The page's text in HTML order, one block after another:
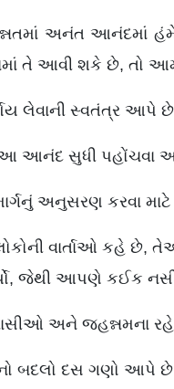
અનંત આનંદમાં
તે આવી શકે છે, તો
લેવાની સ્વતંત્ર
સુધી પહોંચવા અને
અનુસરણ કરવા માટે
વાર્તાઓ કહે છે,
જેથી આપણે કઈક
અને જહન્નમના
દસ ગણો આપે છે,